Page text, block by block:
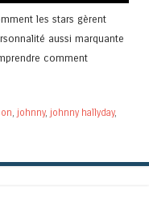
les stars gèrent
aussi marquante
comment
, johnny, johnny hallyday,